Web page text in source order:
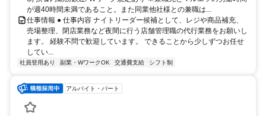
が週40時間未満であること。また同業他社様との兼職は...
仕事情報 ● 仕事内容 ナイトリーダー候補として、レジや商品補充、
売場整理、閉店業務など夜間に行う店舗管理職の代行業務をお願いし
ます。 経験不問で歓迎しています。 できることから少しずつお任せ
してい...
社員登用あり 副業・WワークOK 交通費支給 シフト制
アルバイト・パート